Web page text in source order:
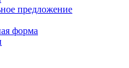
предложение
форма